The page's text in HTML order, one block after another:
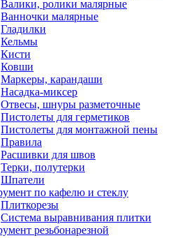
Валики, ролики малярные
Ванночки малярные
Гладилки
Кельмы
Кисти
Ковши
Маркеры, карандаши
Насадка-миксер
Отвесы, шнуры разметочные
Пистолеты для герметиков
Пистолеты для монтажной пены
Правила
Расшивки для швов
Терки, полутерки
Шпатели
по кафелю и стеклу
Плиткорезы
Система выравнивания плитки
резьбонарезной